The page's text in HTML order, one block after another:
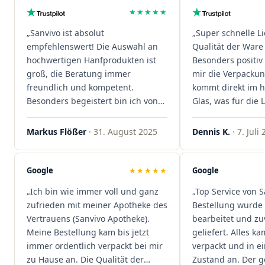
★★★★★
„Sanvivo ist absolut
empfehlenswert! Die Auswahl an
hochwertigen Hanfprodukten ist
groß, die Beratung immer
freundlich und kompetent.
Besonders begeistert bin ich von
der schnellen Rezeptannahme –
alles läuft unkompliziert und
sind extrem zügig, was mir jedes
Mal viel Zeit spart. Man merkt,
Kundenzufriedenheit an erster
Stelle stehen. Vielen Dank an das
Team von Sanvivo – ich bin
rundum begeistert!"
Markus Flößer · 31. August 2025
„Super schnelle
Qualität der
Besonders
mir die
kommt direkt im
Glas, was für die
ist. Ich bestelle
wieder!"
Dennis K. · 7. Juli
Google ★★★★★
„Ich bin wie immer voll und ganz
zufrieden mit meiner Apotheke des
Vertrauens (Sanvivo Apotheke).
Meine Bestellung kam bis jetzt
immer ordentlich verpackt bei mir
zu Hause an. Die Qualität der
Google
„Top Service von
Bestellung wurde
bearbeitet und
geliefert. Alles
verpackt und in
Zustand an. Der